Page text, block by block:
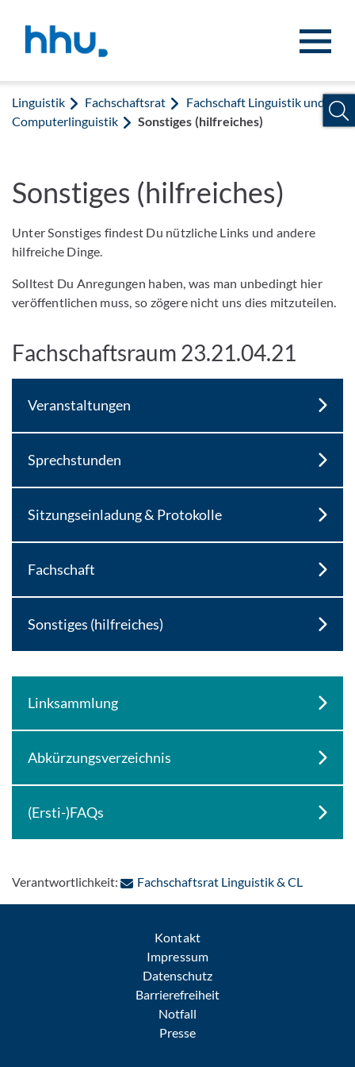
Linguistik Fachschaftsrat
Fachschaft Linguistik und
Computerlinguistik
Sonstiges (hilfreiches)
Sonstiges (hilfreiches)
Unter Sonstiges findest Du nützliche Links und andere
hilfreiche Dinge.
Solltest Du Anregungen haben, was man unbedingt hier
veröffentlichen muss, so zögere nicht uns dies mitzuteilen.
Fachschaftsraum 23.21.04.21
Veranstaltungen
Sprechstunden
Sitzungseinladung & Protokolle
Fachschaft
Sonstiges (hilfreiches)
Linksammlung
Abkürzungsverzeichnis
(Ersti-)FAQs
Verantwortlichkeit: Fachschaftsrat Linguistik & CL
Kontakt
Impressum
Datenschutz
Barrierefreiheit
Notfall
Presse